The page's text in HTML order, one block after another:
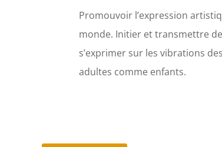
Promouvoir l’expression
monde. Initier et transmettre
s’exprimer sur les vibrations
adultes comme enfants.